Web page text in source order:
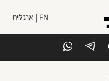
EN | אנגלית